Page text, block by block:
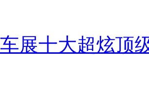
车展十大超炫顶